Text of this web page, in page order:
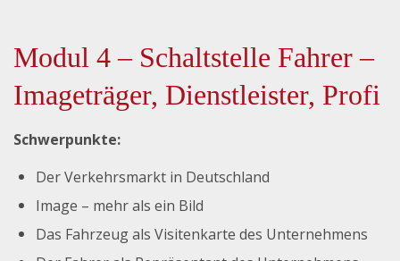
Modul 4 – Schaltstelle Fahrer –
Imageträger, Dienstleister, Profi
Schwerpunkte:
Der Verkehrsmarkt in Deutschland
Image – mehr als ein Bild
Das Fahrzeug als Visitenkarte des Unternehmens